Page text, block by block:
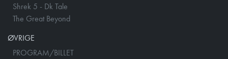
Shrek 5 - Dk Tale
The Great Beyond
ØVRIGE
PROGRAM/BILLET